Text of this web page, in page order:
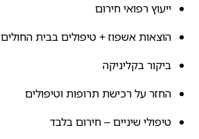
ייעוץ רפואי חירום
הוצאות אשפוז + טיפולים בבית החולים
ביקור בקליניקה
החזר על רכישת תרופות וטיפולים
טיפולי שיניים – חירום בלבד